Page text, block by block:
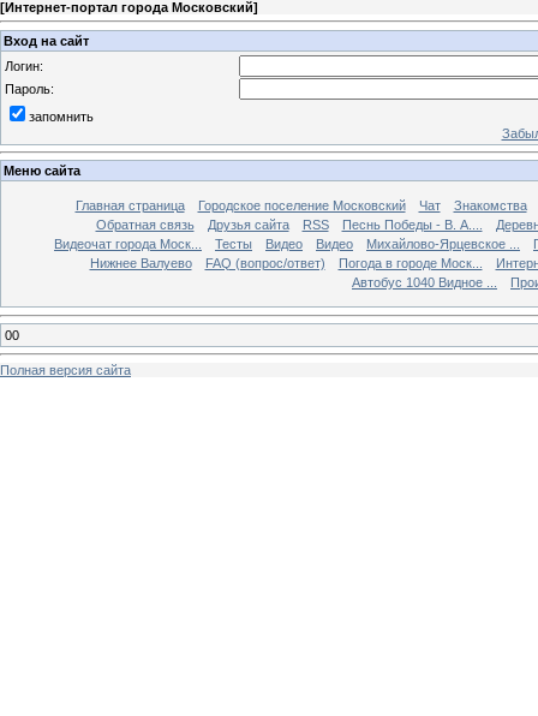
[Интернет-портал города Московский]
Вход на сайт
Логин:
Пароль:
запомнить
Меню сайта
Главная страница Городское поселение Московский Чат
Знакомства
Обратная связь
Друзья сайта RSS Песнь Победы - В. А....
Видеочат города Моск...
Тесты Видео Видео Михайлово-Ярцевское ...
Нижнее Валуево
FAQ (вопрос/ответ) Погода в городе Моск...
Автобус 1040 Видное ...
00
Полная версия сайта